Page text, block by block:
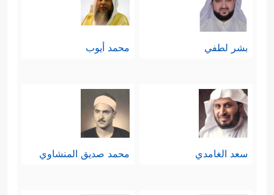
بشر لطفي محمد أيوب
سعد الغامدي محمد صديق المنشاوي